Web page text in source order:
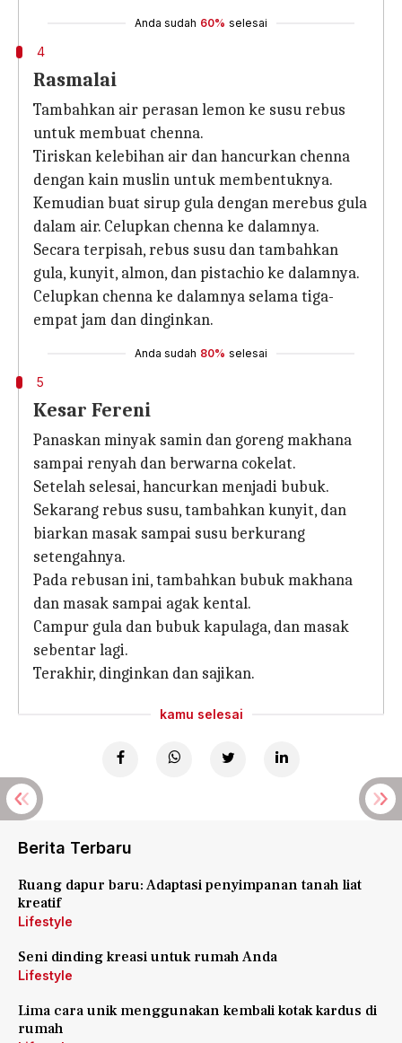
Anda sudah 60% selesai
4
Rasmalai
Tambahkan air perasan lemon ke susu rebus
untuk membuat chenna.
Tiriskan kelebihan air dan hancurkan chenna
dengan kain muslin untuk membentuknya.
Kemudian buat sirup gula dengan merebus gula
dalam air. Celupkan chenna ke dalamnya.
Secara terpisah, rebus susu dan tambahkan
gula, kunyit, almon, dan pistachio ke dalamnya.
Celupkan chenna ke dalamnya selama tiga-
empat jam dan dinginkan.
Anda sudah 80% selesai
5
Kesar Fereni
Panaskan minyak samin dan goreng makhana
sampai renyah dan berwarna cokelat.
Setelah selesai, hancurkan menjadi bubuk.
Sekarang rebus susu, tambahkan kunyit, dan
biarkan masak sampai susu berkurang
setengahnya.
Pada rebusan ini, tambahkan bubuk makhana
dan masak sampai agak kental.
Campur gula dan bubuk kapulaga, dan masak
sebentar lagi.
Terakhir, dinginkan dan sajikan.
kamu selesai
Berita Terbaru
Ruang dapur baru: Adaptasi penyimpanan tanah liat
kreatif
Lifestyle
Seni dinding kreasi untuk rumah Anda
Lifestyle
Lima cara unik menggunakan kembali kotak kardus di
rumah